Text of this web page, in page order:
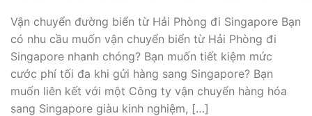
Vận chuyển đường biển từ Hải Phòng đi Singapore Bạn
có nhu cầu muốn vận chuyển biển từ Hải Phòng đi
Singapore nhanh chóng? Bạn muốn tiết kiệm mức
cước phí tối đa khi gửi hàng sang Singapore? Bạn
muốn liên kết với một Công ty vận chuyển hàng hóa
sang Singapore giàu kinh nghiệm, […]